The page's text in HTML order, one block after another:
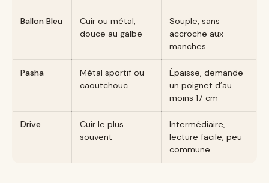
Ballon Bleu
Cuir ou métal,
douce au galbe
Souple, sans
accroche aux
manches
Pasha
Métal sportif ou
caoutchouc
Épaisse, demande
un poignet d’au
moins 17 cm
Drive
Cuir le plus
souvent
Intermédiaire,
lecture facile, peu
commune